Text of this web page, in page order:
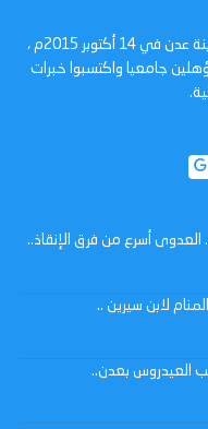
عدن تايم - صحيفة الكترونية تأسست في مدينة عدن في 14 أكتوبر 2015م ،
جامعيا واكتسبوا خبرات
العدوى أسرع من فرق الإنقاذ..
لابن سيرين ..
العيدروس بعدن..